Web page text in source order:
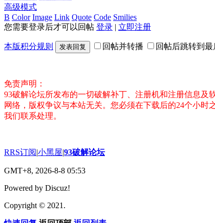
高级模式
B Color Image Link Quote Code Smilies
您需要登录后才可以回帖 登录 | 立即注册
本版积分规则 发表回复 回帖并转播 回帖后跳转到
免责声明：
93破解论坛所发布的一切破解补丁、注册机和注册信息
网络，版权争议与本站无关。您必须在下载后的24个小
我们联系处理。
RRS订阅|小黑屋|93破解论坛
GMT+8, 2026-8-8 05:53
Powered by Discuz!
Copyright © 2021.